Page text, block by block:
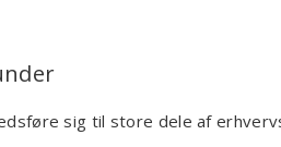
sig til store dele af